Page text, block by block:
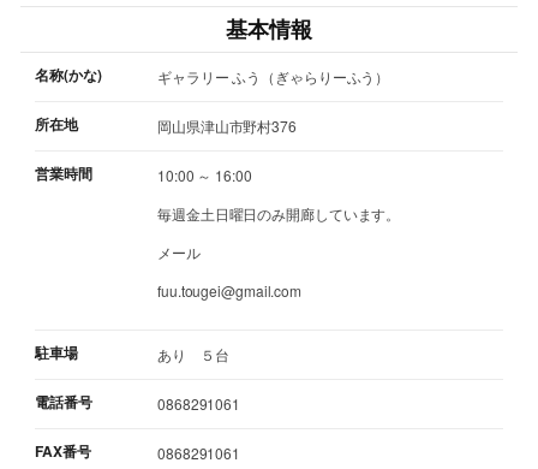
基本情報
名称(かな) ギャラリー ふう（ぎゃらりーふう）
所在地 岡山県津山市野村376
営業時間
10:00 ～ 16:00
毎週金土日曜日のみ開廊しています。
メール
fuu.tougei@gmail.com
駐車場 あり ５台
電話番号 0868291061
FAX番号 0868291061